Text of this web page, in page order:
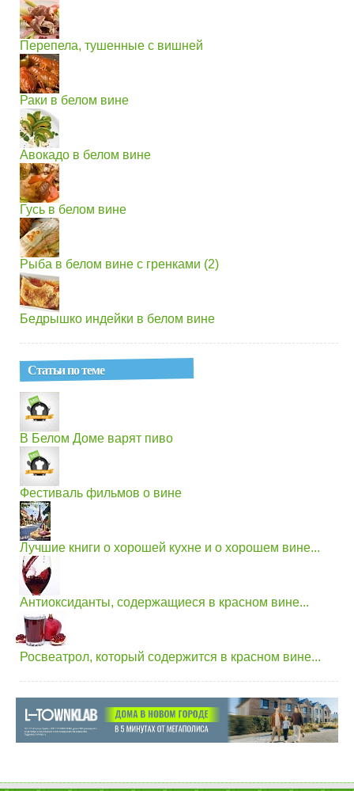
Перепела, тушенные с вишней
Раки в белом вине
Авокадо в белом вине
Гусь в белом вине
Рыба в белом вине с гренками (2)
Бедрышко индейки в белом вине
Статьи по теме
В Белом Доме варят пиво
Фестиваль фильмов о вине
Лучшие книги о хорошей кухне и о хорошем вине...
Антиоксиданты, содержащиеся в красном вине...
Росвеатрол, который содержится в красном вине...